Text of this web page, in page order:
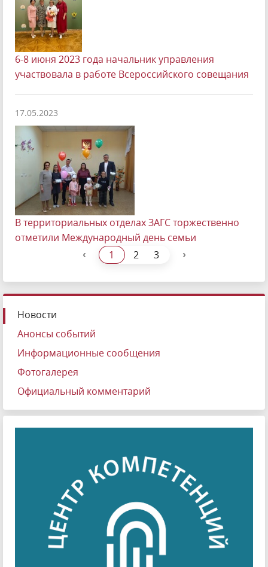
6-8 июня 2023 года начальник управления
участвовала в работе Всероссийского совещания
17.05.2023
В территориальных отделах ЗАГС торжественно
отметили Международный день семьи
‹ 1 2 3 ›
Новости
Анонсы событий
Информационные сообщения
Фотогалерея
Официальный комментарий